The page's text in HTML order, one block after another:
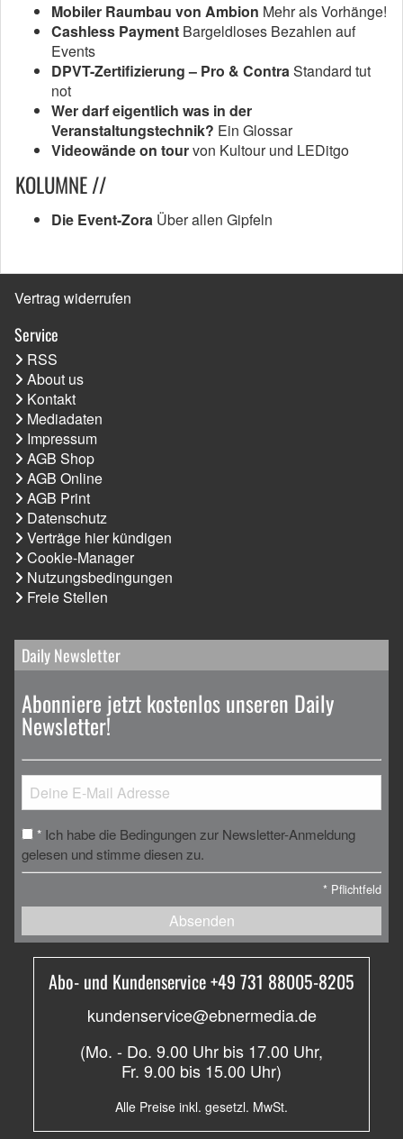
Mobiler Raumbau von Ambion Mehr als Vorhänge!
Cashless Payment Bargeldloses Bezahlen auf
Events
DPVT-Zertifizierung – Pro & ContraStandard tut
not
Wer darf eigentlich was in der
Veranstaltungstechnik? Ein Glossar
Videowände on tourvon Kultour und LEDitgo
KOLUMNE //
Die Event-Zora Über allen Gipfeln
Vertrag widerrufen
Service
RSS
About us
Kontakt
Mediadaten
Impressum
AGB Shop
AGB Online
AGB Print
Datenschutz
Verträge hier kündigen
Cookie-Manager
Nutzungsbedingungen
Freie Stellen
Daily Newsletter
Abonniere jetzt kostenlos unseren Daily
Newsletter!
* Ich habe die Bedingungen zur Newsletter-Anmeldung
gelesen und stimme diesen zu.
* Pflichtfeld
Absenden
Abo- und Kundenservice +49 731 88005-8205
kundenservice@ebnermedia.de
(Mo. - Do. 9.00 Uhr bis 17.00 Uhr,
Fr. 9.00 bis 15.00 Uhr)
Alle Preise inkl. gesetzl. MwSt.